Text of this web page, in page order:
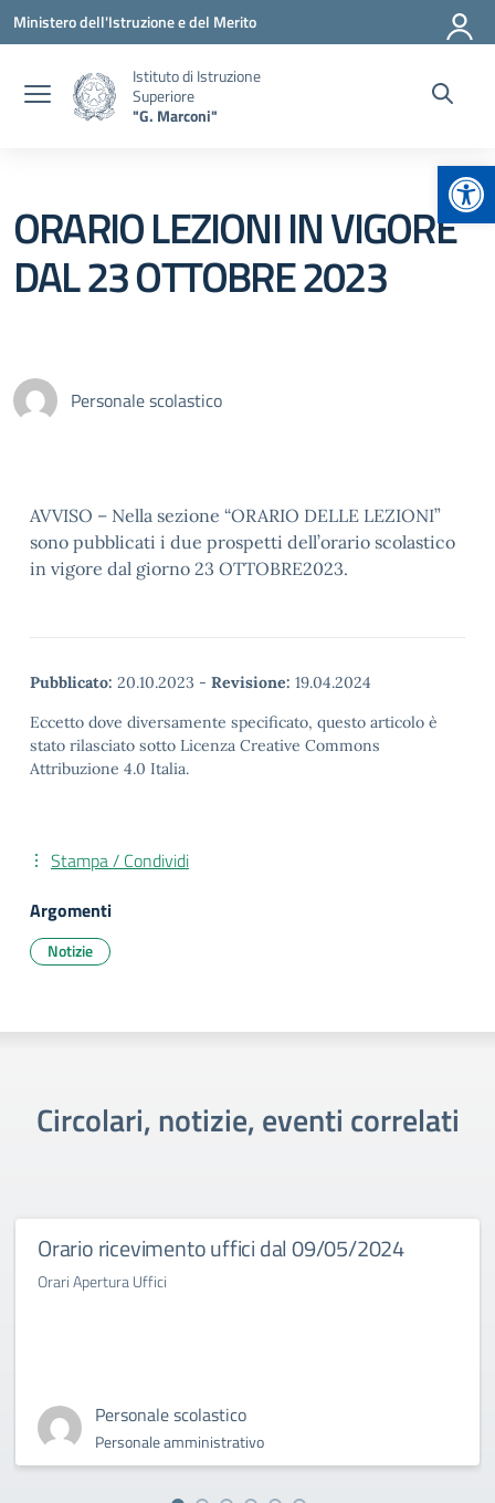
Vai ai contenuti
Vai al menu di navigazione
Vai al footer
Ministero dell'Istruzione e del Merito
Istituto di Istruzione
Superiore
"G. Marconi"
ORARIO LEZIONI IN VIGORE
DAL 23 OTTOBRE 2023
Personale scolastico
AVVISO – Nella sezione “ORARIO DELLE LEZIONI”
sono pubblicati i due prospetti dell’orario scolastico
in vigore dal giorno 23 OTTOBRE2023.
Pubblicato: 20.10.2023 - Revisione: 19.04.2024
Eccetto dove diversamente specificato, questo articolo è
stato rilasciato sotto Licenza Creative Commons
Attribuzione 4.0 Italia.
Stampa / Condividi
Argomenti
Notizie
Circolari, notizie, eventi correlati
Orario ricevimento uffici dal 09/05/2024
Orari Apertura Uffici
Personale scolastico
Personale amministrativo